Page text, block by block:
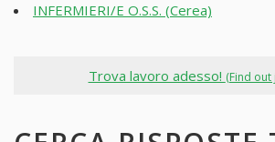
INFERMIERI/E O.S.S. (Cerea)
Trova lavoro adesso! (Find out